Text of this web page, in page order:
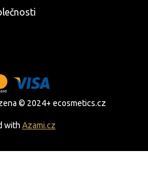
© 2024+ ecosmetics.cz
with Azami.cz